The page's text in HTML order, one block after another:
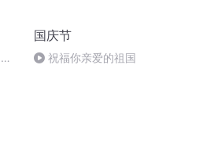
国庆节
祝福你亲爱的祖国